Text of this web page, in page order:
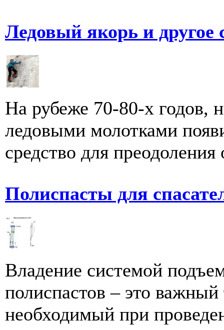
Ледовый якорь и другое
На рубеже 70-80-х годов,
ледовыми молотками
средство для преодоления
Полиспасты для
Владение системой
полиспастов – это
необходимый при